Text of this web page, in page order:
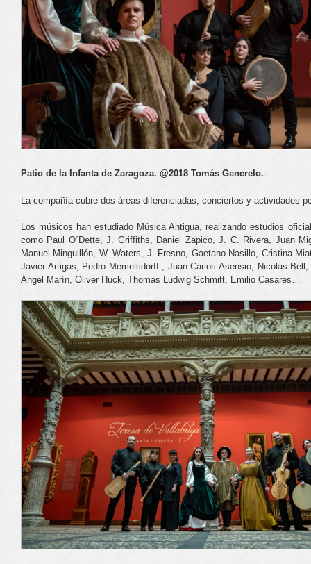
Patio de la Infanta de Zaragoza. @2018 Tomás Generelo.
La compañía cubre dos áreas diferenciadas; conciertos y actividades
Los músicos han estudiado Música Antigua, realizando estudios
como Paul O´Dette, J. Griffiths, Daniel Zapico, J. C. Rivera, Juan
Manuel Minguillón, W. Waters, J. Fresno, Gaetano Nasillo, Cristina
Javier Artigas, Pedro Memelsdorff , Juan Carlos Asensio, Nicolas
Ángel Marín, Oliver Huck, Thomas Ludwig Schmitt, Emilio Casares…